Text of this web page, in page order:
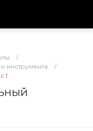
/
инструмента
/
1